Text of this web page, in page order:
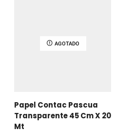
AGOTADO
Papel Contac Pascua
Transparente 45 Cm X 20
Mt